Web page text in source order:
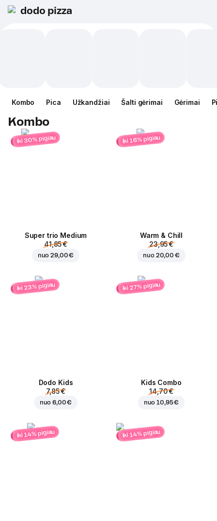
dodo pizza
Kombo Pica Užkandžiai Šalti gėrimai Gėrimai
Kombo
iki 30% pigiau
Super trio Medium
41,85 €
nuo29,00 €
iki 16% pigiau
Warm & Chill
23,95 €
nuo 20,00 €
iki 23% pigiau
Dodo Kids
7,85 €
nuo6,00 €
iki 27% pigiau
Kids Combo
14,70 €
nuo10,95 €
iki 14% pigiau iki 14% pigiau